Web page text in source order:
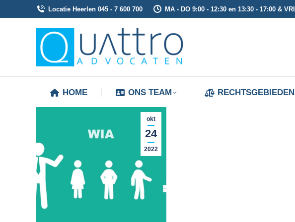
Locatie Heerlen 045 - 7 600 700 MA - DO 9:00 - 12:30 en 13:30 - 17:00 &
HOME ONS TEAM RECHTSGEBIEDEN
okt
24
2022
HOME ONS TEAM RECHTSGEBIEDEN